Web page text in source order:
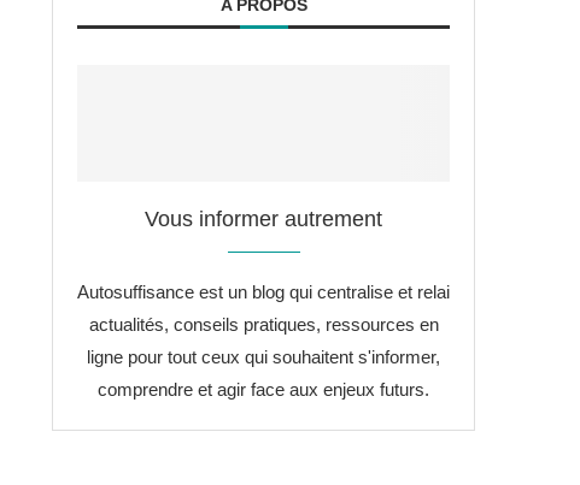
A PROPOS
Vous informer autrement
Autosuffisance est un blog qui centralise et relai
actualités, conseils pratiques, ressources en
ligne pour tout ceux qui souhaitent s'informer,
comprendre et agir face aux enjeux futurs.